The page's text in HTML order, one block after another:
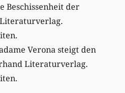
Beschissenheit der
Verona steigt den
Literaturverlag.